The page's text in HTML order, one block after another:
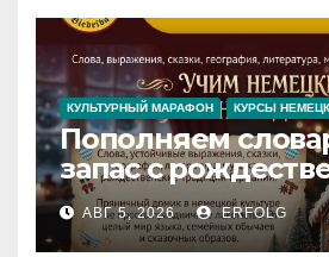
Inspiration
КУЛЬТУРНЫЙ МАРАФОН КУРСЫ
Пополняем
запас с
сказкой! Учим
вместе с
АВГ 5, 2026 ERFOLG